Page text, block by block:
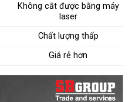
Không cắt được bằng máy
laser
Chất lượng thấp
Giá rẻ hơn